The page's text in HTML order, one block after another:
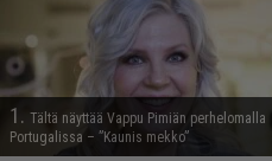
1. Tältä näyttää Vappu Pimiän perhelomalla
Portugalissa – ”Kaunis mekko”